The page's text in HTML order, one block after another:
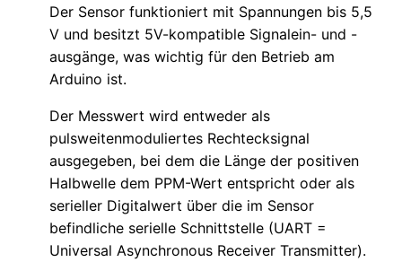
Der Sensor funktioniert mit Spannungen bis 5,5
V und besitzt 5V-kompatible Signalein- und -
ausgänge, was wichtig für den Betrieb am
Arduino ist.
Der Messwert wird entweder als
pulsweitenmoduliertes Rechtecksignal
ausgegeben, bei dem die Länge der positiven
Halbwelle dem PPM-Wert entspricht oder als
serieller Digitalwert über die im Sensor
befindliche serielle Schnittstelle (UART =
Universal Asynchronous Receiver Transmitter).